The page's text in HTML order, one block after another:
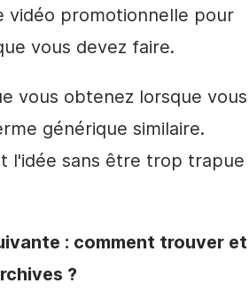
vidéo promotionnelle pour
vous devez faire.
vous obtenez lorsque vous
générique similaire.
l'idée sans être trop trapue
: comment trouver et
?